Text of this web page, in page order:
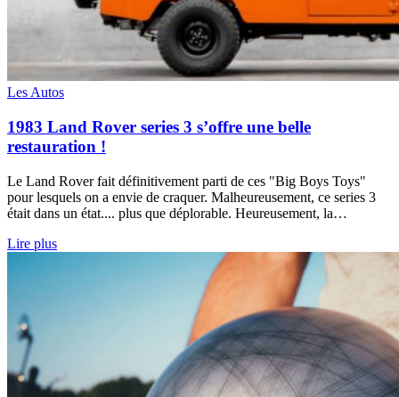
Les Autos
1983 Land Rover series 3 s’offre une belle
restauration !
Le Land Rover fait définitivement parti de ces "Big Boys Toys"
pour lesquels on a envie de craquer. Malheureusement, ce series 3
était dans un état.... plus que déplorable. Heureusement, la…
Lire plus